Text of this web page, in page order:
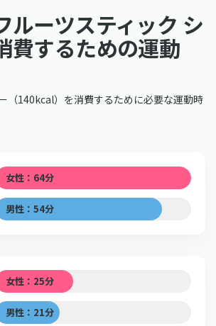
ルーツスティック シ
費するための運動
（140kcal）を消費するために必要な運動時
女性：64分
男性：54分
女性：25分
男性：21分